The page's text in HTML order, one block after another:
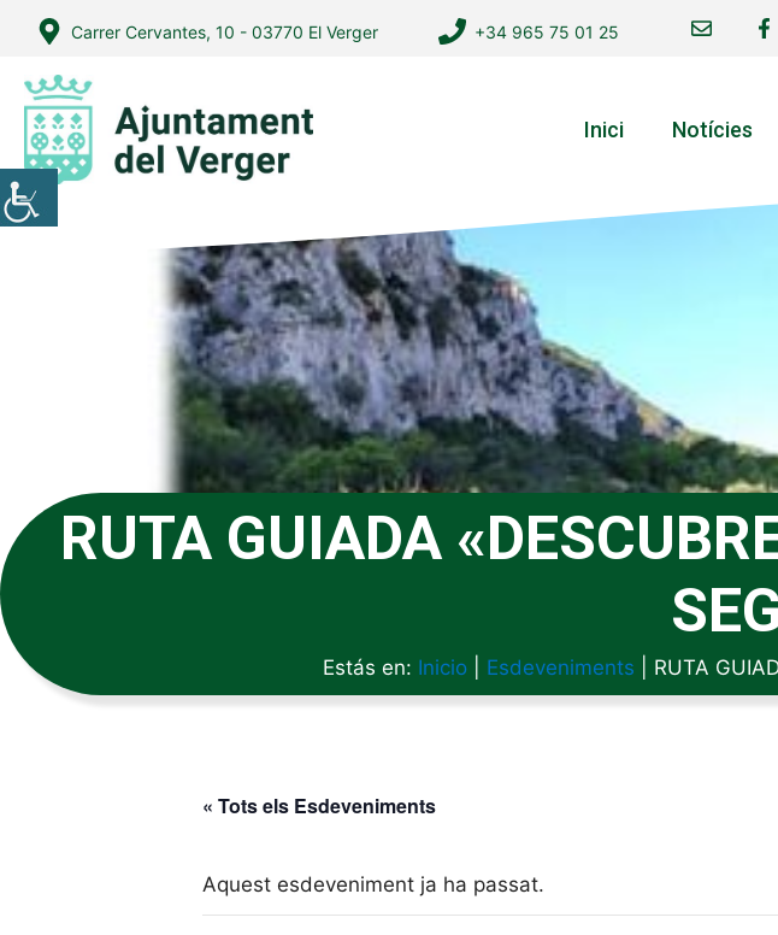
contingut
Carrer Cervantes, 10 - 03770 El Verger +34 965 75 01 25
Inici Notícies
RUTA GUIADA
Estás en: Inicio Esdeveniments RUTA
« Tots els Esdeveniments
Aquest esdeveniment ja ha passat.